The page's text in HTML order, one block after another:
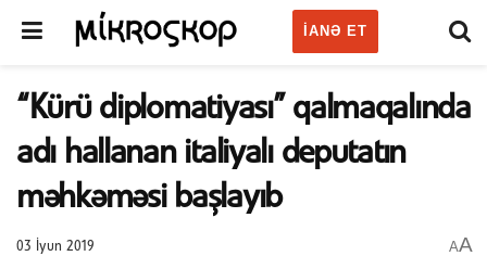
IANƏ ET
“Kürü diplomatiyası” qalmaqalında
adı hallanan italiyalı deputatın
məhkəməsi başlayıb
03 İyun 2019 AA